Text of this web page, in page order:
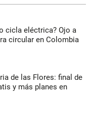
cicla eléctrica? Ojo a
circular en Colombia
de las Flores: final de
y más planes en